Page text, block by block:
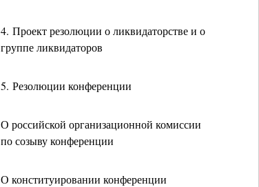
4. Проект резолюции о ликвидаторстве и о
группе ликвидаторов
5. Резолюции конференции
О российской организационной комиссии
по созыву конференции
О конституировании конференции